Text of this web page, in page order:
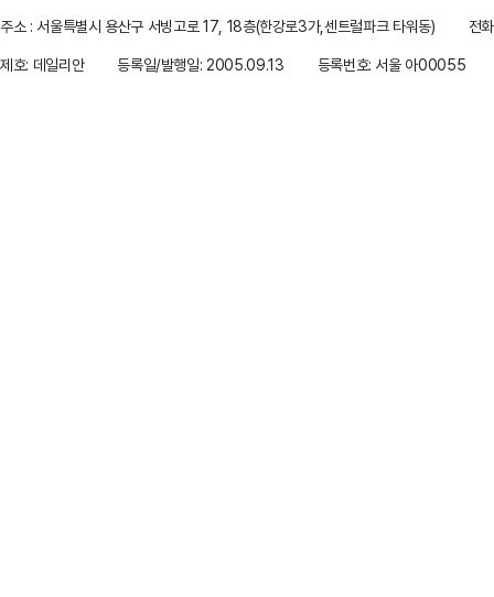
주소 : 서울특별시 용산구 서빙고로 17, 18층(한강로3가,센트럴파크 타워동)
전
제호: 데일리안
등록일/발행일: 2005.09.13 등록번호: 서울 아00055